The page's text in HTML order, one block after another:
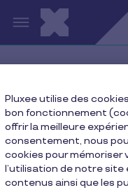
Aller au contenu
Le blog de la
Pourquoi la
indispensable
Pluxee utilise des
bon fonctionnement
offrir la meilleure
consentement, nous
cookies pour mémoriser
l’utilisation de notre site
contenus ainsi que les